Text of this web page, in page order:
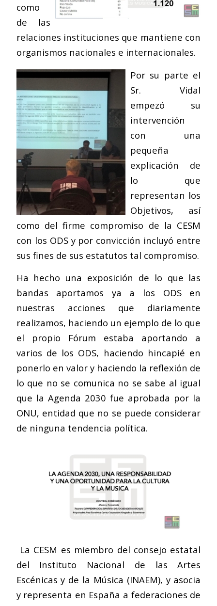
como
de las
relaciones instituciones que mantiene con
organismos nacionales e internacionales.
Por su parte el
Sr. Vidal
empezó su
intervención
con una
pequeña
explicación de
lo que
representan los
Objetivos, así
como del firme compromiso de la CESM
con los ODS y por convicción incluyó entre
sus fines de sus estatutos tal compromiso.
Ha hecho una exposición de lo que las
bandas aportamos ya a los ODS en
nuestras acciones que diariamente
realizamos, haciendo un ejemplo de lo que
el propio Fórum estaba aportando a
varios de los ODS, haciendo hincapié en
ponerlo en valor y haciendo la reflexión de
lo que no se comunica no se sabe al igual
que la Agenda 2030 fue aprobada por la
ONU, entidad que no se puede considerar
de ninguna tendencia política.
La CESM es miembro del consejo estatal
del Instituto Nacional de las Artes
Escénicas y de la Música (INAEM), y asocia
y representa en España a federaciones de